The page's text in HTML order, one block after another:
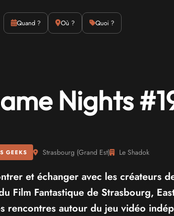
Quand ? Où ? Quoi ?
Actus Culture Emulation
Nights
GEEKS Strasbourg (Grand Est) Le Shadok
et échanger avec les créateurs
Film Fantastique de Strasbourg,
rencontres autour du jeu vidéo